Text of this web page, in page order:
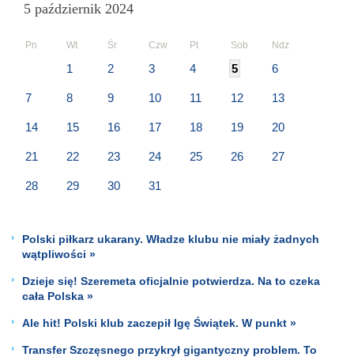
5 październik 2024
Pn Wt Śr Czw Pt Sob Ndz
1 2 3 4 5 6
7 8 9 10 11 12 13
14 15 16 17 18 19 20
21 22 23 24 25 26 27
28 29 30 31
Polski piłkarz ukarany. Władze klubu nie miały żadnych
wątpliwości »
Dzieje się! Szeremeta oficjalnie potwierdza. Na to czeka
cała Polska »
Ale hit! Polski klub zaczepił Igę Świątek. W punkt »
Transfer Szczęsnego przykrył gigantyczny problem. To